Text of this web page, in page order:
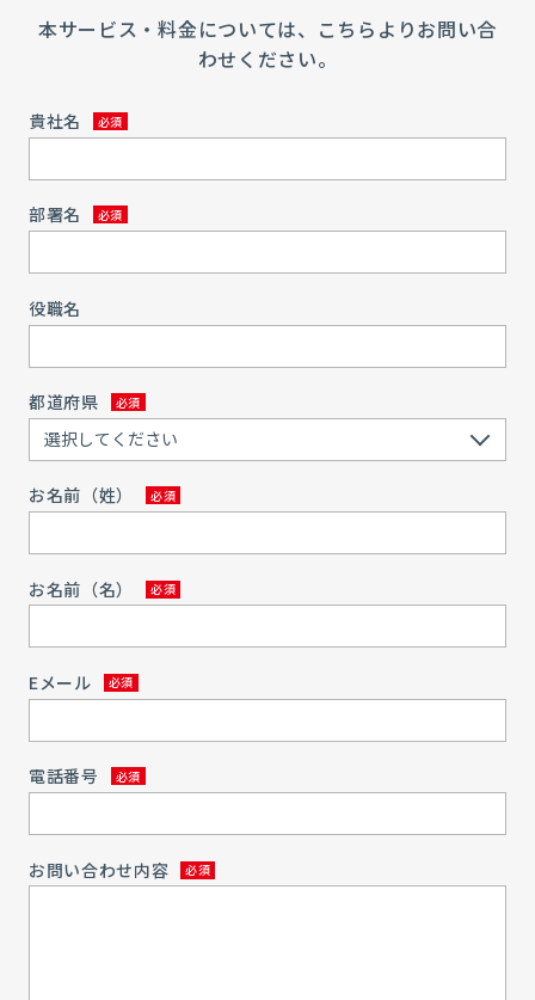
本サービス・料金については、こちらよりお問い合
わせください。
貴社名
部署名
役職名
都道府県
お名前（姓）
お名前（名）
Eメール
電話番号
お問い合わせ内容